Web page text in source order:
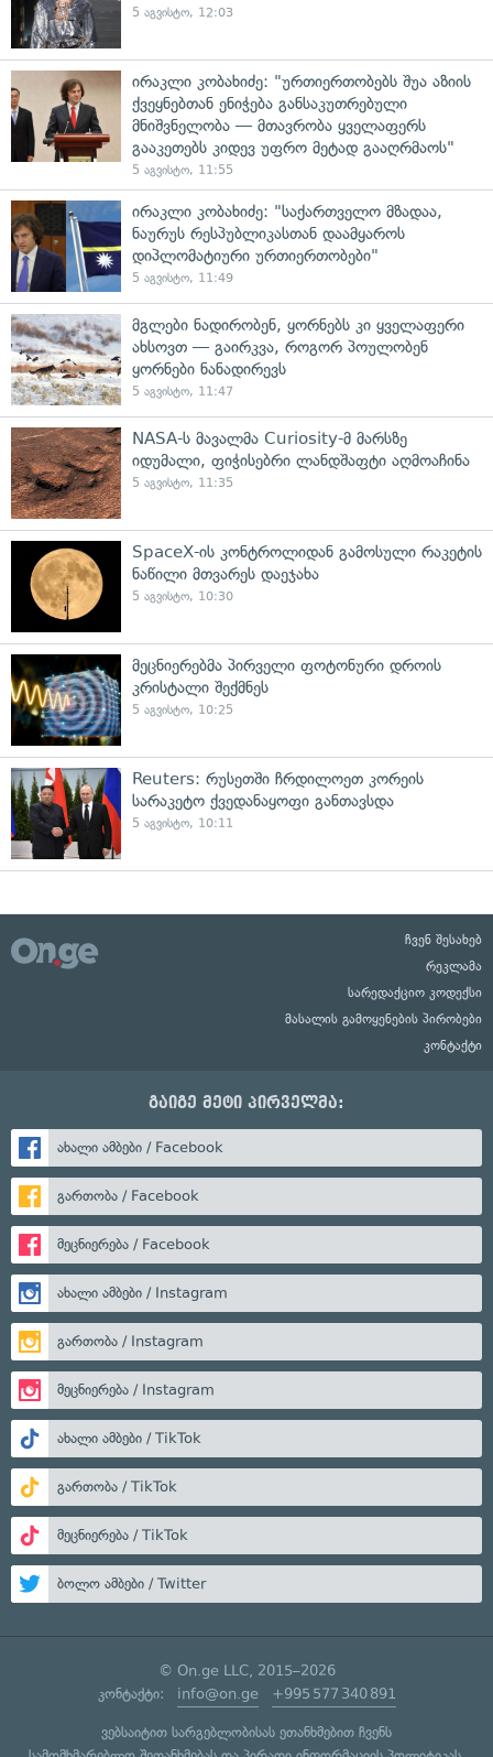
5 აგვისტო, 12:03
ირაკლი კობახიძე: "ურთიერთობებს შუა აზიის
ქვეყნებთან ენიჭება განსაკუთრებული
მნიშვნელობა — მთავრობა ყველაფერს
გააკეთებს კიდევ უფრო მეტად გააღრმაოს"
5 აგვისტო, 11:55
ირაკლი კობახიძე: "საქართველო მზადაა,
ნაურუს რესპუბლიკასთან დაამყაროს
დიპლომატიური ურთიერთობები"
5 აგვისტო, 11:49
მგლები ნადირობენ, ყორნებს კი ყველაფერი
ახსოვთ — გაირკვა, როგორ პოულობენ
ყორნები ნანადირევს
5 აგვისტო, 11:47
NASA-ს მავალმა Curiosity-მ მარსზე
იდუმალი, ფიჭისებრი ლანდშაფტი აღმოაჩინა
5 აგვისტო, 11:35
SpaceX-ის კონტროლიდან გამოსული რაკეტის
ნაწილი მთვარეს დაეჯახა
5 აგვისტო, 10:30
მეცნიერებმა პირველი ფოტონური დროის
კრისტალი შექმნეს
5 აგვისტო, 10:25
Reuters: რუსეთში ჩრდილოეთ კორეის
სარაკეტო ქვედანაყოფი განთავსდა
5 აგვისტო, 10:11
ჩვენ შესახებ
რეკლამა
სარედაქციო კოდექსი
მასალის გამოყენების პირობები
კონტაქტი
გაიგე მეტი პირველმა:
ახალი ამბები / Facebook
გართობა / Facebook
მეცნიერება / Facebook
ახალი ამბები / Instagram
გართობა / Instagram
მეცნიერება / Instagram
ახალი ამბები / TikTok
გართობა / TikTok
მეცნიერება / TikTok
ბოლო ამბები / Twitter
© On.ge LLC, 2015–2026
კონტაქტი: info@on.ge +995 577 340 891
ვებსაიტით სარგებლობისას ეთანხმებით ჩვენს